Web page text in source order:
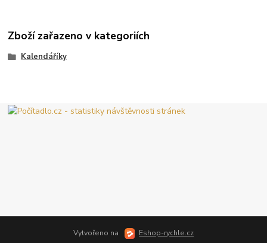
Zboží zařazeno v kategoriích
Kalendáříky
Vytvořeno na Eshop-rychle.cz